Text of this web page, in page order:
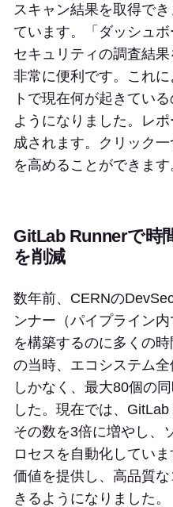
スキャン結果を取得で
ています。「ダッシュ
セキュリティの調査結
非常に便利です。これ
トで現在何が起きてい
ようになりました。レ
成されます。クリック
を高めることができます
GitLab Runnerで時
を削減
数年前、CERNの
ンナー（パイプライン
を構築するのに多くの
の当時、エコシステム
しかなく、最大80個の
した。現在では、
その数を3倍に増やし、
ロセスを自動化してい
価値を提供し、高品質
きるようになりました。